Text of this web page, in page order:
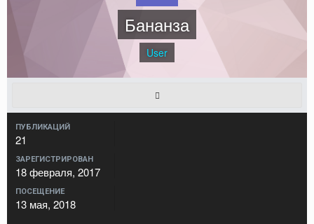
Бананза
User
ПУБЛИКАЦИЙ
21
ЗАРЕГИСТРИРОВАН
18 февраля, 2017
ПОСЕЩЕНИЕ
13 мая, 2018